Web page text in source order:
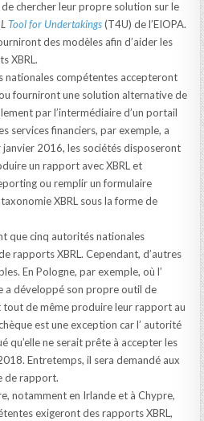
chercher leur propre solution sur le
Tool for Undertakings (T4U) de l’EIOPA.
des modèles afin d’aider les
XBRL.
nationales compétentes accepteront
fourniront une solution alternative de
par l’intermédiaire d’un portail
services financiers, par exemple, a
2016, les sociétés disposeront
un rapport avec XBRL et
ou remplir un formulaire
XBRL sous la forme de
que cinq autorités nationales
rapports XBRL. Cependant, d’autres
En Pologne, par exemple, où l’
a développé son propre outil de
de même produire leur rapport au
est une exception car l’ autorité
qu’elle ne serait prête à accepter les
Entretemps, il sera demandé aux
de rapport.
notamment en Irlande et à Chypre,
exigeront des rapports XBRL,